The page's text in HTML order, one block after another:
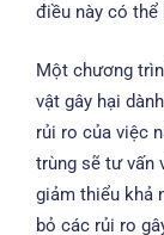
điều này có thể
Một chương
vật gây hại
rủi ro của việc
trùng sẽ tư vấn
giảm thiểu khả
bỏ các rủi ro